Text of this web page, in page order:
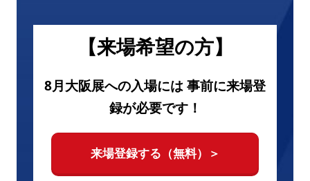
【来場希望の方】
8月大阪展への入場には 事前に来場登
録が必要です！
来場登録する（無料）＞